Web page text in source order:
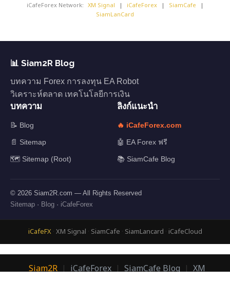
iCafeForex Network: XM Signal | iCafeForex | SiamCafe
|
SiamLanCard
📊 Siam2R Blog
บทความ Forex การลงทุน EA Robot
วิเคราะห์ตลาด เทคโนโลยีการเงิน
บทความ
📝 Blog
📄 Sitemap
🗺️ Sitemap (Root)
ลิงก์แนะนำ
🔥 iCafeForex.com
🤖 EA Forex ฟรี
📚 SiamCafe Blog
© 2026 Siam2R.com — All Rights Reserved
Sitemap · Blog · iCafeForex
iCafeFX· XM Signal · SiamCafe · SiamLancard · iCafeCloud
Siam2R | iCafeForex | SiamCafe Blog | XM